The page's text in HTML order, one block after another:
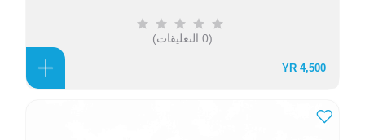
(0 التعليقات)
4,500 YR